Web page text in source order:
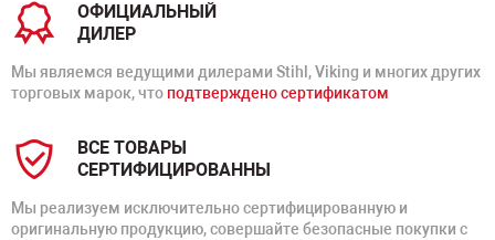
ОФИЦИАЛЬНЫЙ
ДИЛЕР
Мы являемся ведущими дилерами Stihl, Viking и многих других
торговых марок, что подтверждено сертификатом
ВСЕ ТОВАРЫ
СЕРТИФИЦИРОВАННЫ
Мы реализуем исключительно сертифицированную и
оригинальную продукцию, совершайте безопасные покупки с